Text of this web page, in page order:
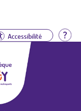
Accessibilité